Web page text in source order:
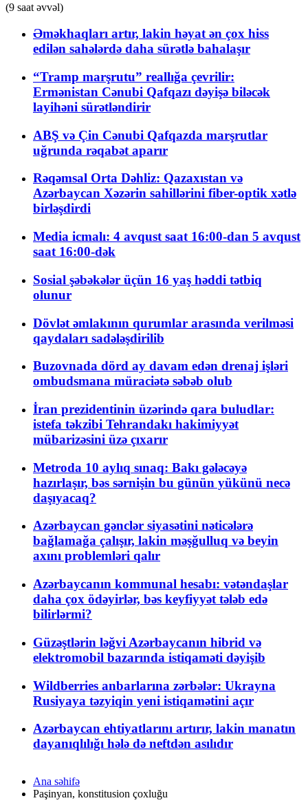
(9 saat əvvəl)
Əməkhaqları artır, lakin həyat ən çox hiss
edilən sahələrdə daha sürətlə bahalaşır
“Tramp marşrutu” reallığa çevrilir:
Ermənistan Cənubi Qafqazı dəyişə biləcək
layihəni sürətləndirir
ABŞ və Çin Cənubi Qafqazda marşrutlar
uğrunda rəqabət aparır
Rəqəmsal Orta Dəhliz: Qazaxıstan və
Azərbaycan Xəzərin sahillərini fiber-optik xətlə
birləşdirdi
Media icmalı: 4 avqust saat 16:00-dan 5 avqust
saat 16:00-dək
Sosial şəbəkələr üçün 16 yaş həddi tətbiq
olunur
Dövlət əmlakının qurumlar arasında verilməsi
qaydaları sadələşdirilib
Buzovnada dörd ay davam edən drenaj işləri
ombudsmana müraciətə səbəb olub
İran prezidentinin üzərində qara buludlar:
istefa təkzibi Tehrandakı hakimiyyət
mübarizəsini üzə çıxarır
Metroda 10 aylıq sınaq: Bakı gələcəyə
hazırlaşır, bəs sərnişin bu günün yükünü necə
daşıyacaq?
Azərbaycan gənclər siyasətini nəticələrə
bağlamağa çalışır, lakin məşğulluq və beyin
axını problemləri qalır
Azərbaycanın kommunal hesabı: vətəndaşlar
daha çox ödəyirlər, bəs keyfiyyət tələb edə
bilirlərmi?
Güzəştlərin ləğvi Azərbaycanın hibrid və
elektromobil bazarında istiqaməti dəyişib
Wildberries anbarlarına zərbələr: Ukrayna
Rusiyaya təzyiqin yeni istiqamətini açır
Azərbaycan ehtiyatlarını artırır, lakin manatın
dayanıqlılığı hələ də neftdən asılıdır
Ana səhifə
Paşinyan, konstitusion çoxluğu